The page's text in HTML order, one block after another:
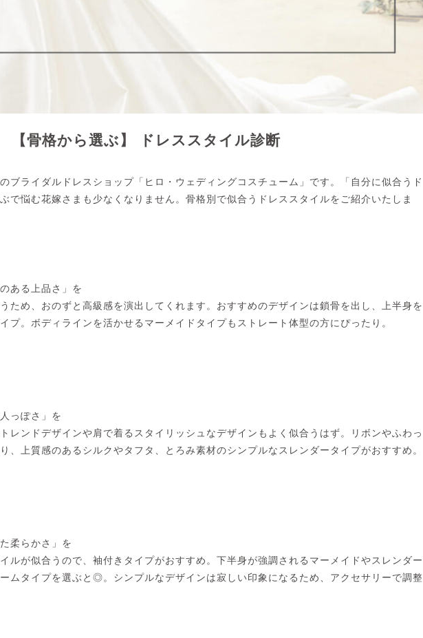
【骨格から選ぶ】 ドレススタイル診断
ブライダルドレスショップ「ヒロ・ウェディングコスチューム」です。「自分に似合うド
で悩む花嫁さまも少なくなりません。骨格別で似合うドレススタイルをご紹介いたしま
ある上品さ」を
ため、おのずと高級感を演出してくれます。おすすめのデザインは鎖骨を出し、上半身を
プ。ボディラインを活かせるマーメイドタイプもストレート体型の方にぴったり。
っぽさ」を
レンドデザインや肩で着るスタイリッシュなデザインもよく似合うはず。リボンやふわっ
、上質感のあるシルクやタフタ、とろみ素材のシンプルなスレンダータイプがおすすめ。
柔らかさ」を
ルが似合うので、袖付きタイプがおすすめ。下半身が強調されるマーメイドやスレンダー
ムタイプを選ぶと◎。シンプルなデザインは寂しい印象になるため、アクセサリーで調整